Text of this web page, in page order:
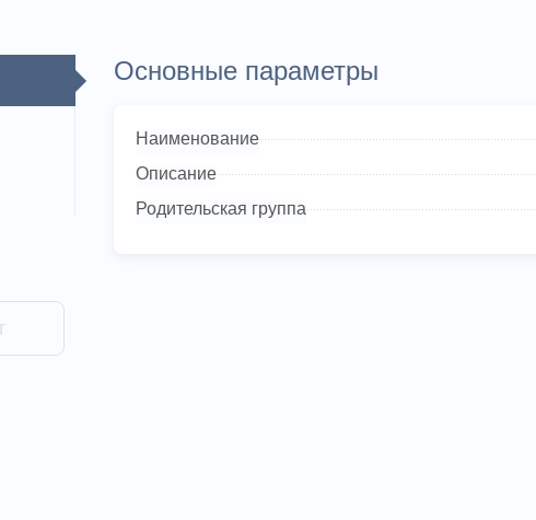
Основные параметры
Наименование
Описание
Родительская группа